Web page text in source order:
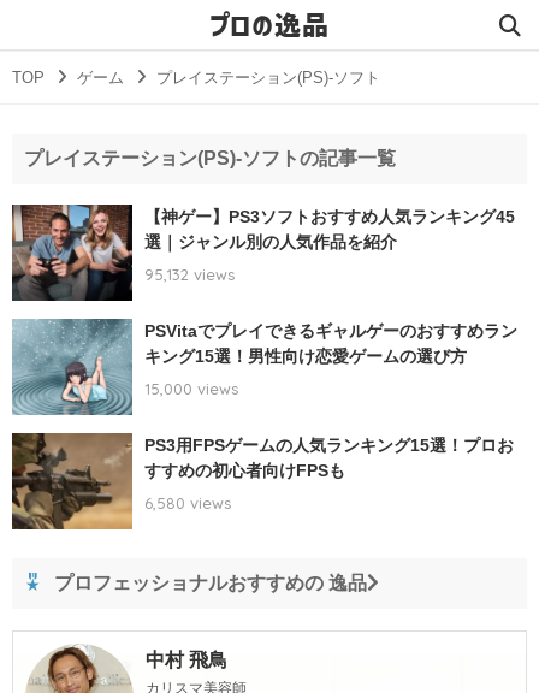
プロの逸品
TOP ゲーム プレイステーション(PS)-ソフト
プレイステーション(PS)-ソフトの記事一覧
【神ゲー】PS3ソフトおすすめ人気ランキング45
選｜ジャンル別の人気作品を紹介
95,132 views
PSVitaでプレイできるギャルゲーのおすすめラン
キング15選！男性向け恋愛ゲームの選び方
15,000 views
PS3用FPSゲームの人気ランキング15選！プロお
すすめの初心者向けFPSも
6,580 views
プロフェッショナルおすすめの 逸品
中村 飛鳥
カリスマ美容師